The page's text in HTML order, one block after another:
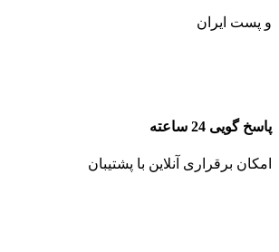
و پست ایران
پاسخ گویی 24 ساعته
امکان برقراری آنلاین با پشتیبان